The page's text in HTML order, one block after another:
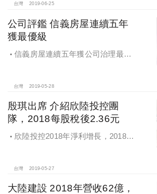
台灣 2019-06-25
公司評鑑 信義房屋連續五年
獲最優級
信義房屋連續五年獲公司治理最優
台灣 2019-05-28
殷琪出席 介紹欣陸投控團
隊，2018每股稅後2.36元
欣陸投控2018年淨利增長，2018年
台灣 2019-05-27
大陸建設 2018年營收62億，